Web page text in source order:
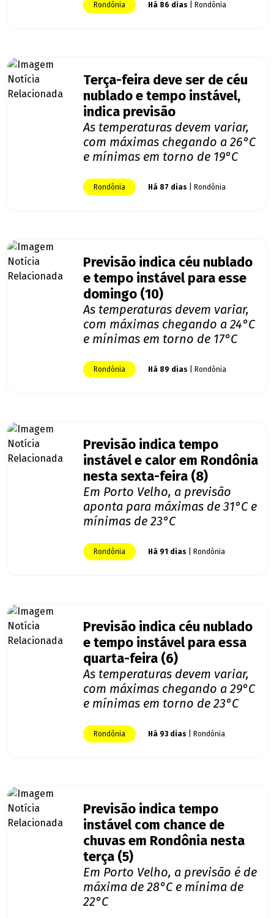
Rondônia Há 86 dias | Rondônia
Terça-feira deve ser de céu
nublado e tempo instável,
indica previsão
As temperaturas devem variar,
com máximas chegando a 26°C
e mínimas em torno de 19°C
Rondônia Há 87 dias | Rondônia
Previsão indica céu nublado
e tempo instável para esse
domingo (10)
As temperaturas devem variar,
com máximas chegando a 24°C
e mínimas em torno de 17°C
Rondônia Há 89 dias | Rondônia
Previsão indica tempo
instável e calor em Rondônia
nesta sexta-feira (8)
Em Porto Velho, a previsão
aponta para máximas de 31°C e
mínimas de 23°C
Rondônia Há 91 dias | Rondônia
Previsão indica céu nublado
e tempo instável para essa
quarta-feira (6)
As temperaturas devem variar,
com máximas chegando a 29°C
e mínimas em torno de 23°C
Rondônia Há 93 dias | Rondônia
Previsão indica tempo
instável com chance de
chuvas em Rondônia nesta
terça (5)
Em Porto Velho, a previsão é de
máxima de 28°C e mínima de
22°C